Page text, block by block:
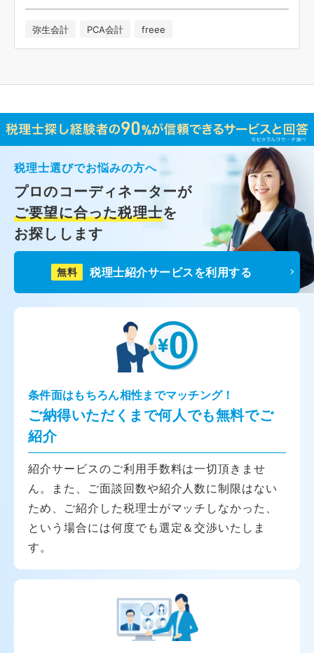
弥生会計 PCA会計 freee
税理士選びでお悩みの方へ
プロのコーディネーターが
ご要望に合った税理士を
お探しします
無料 税理士紹介サービスを利用する
条件面はもちろん相性までマッチング！
ご納得いただくまで何人でも無料でご
紹介
紹介サービスのご利用手数料は一切頂きませ
ん。また、ご面談回数や紹介人数に制限はない
ため、ご紹介した税理士がマッチしなかった、
という場合には何度でも選定＆交渉いたしま
す。